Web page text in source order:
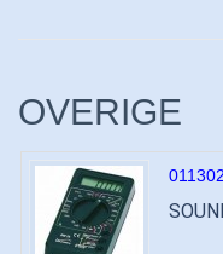
OVERIGE